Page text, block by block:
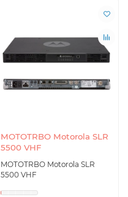
MOTOTRBO Motorola SLR
5500 VHF
MOTOTRBO Motorola SLR
5500 VHF